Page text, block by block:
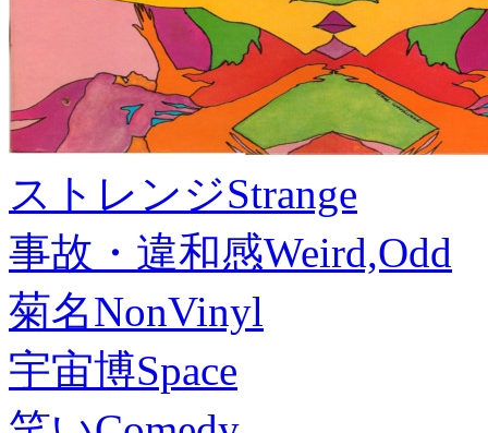
ストレンジStrange
事故・違和感Weird,Odd
菊名NonVinyl
宇宙博Space